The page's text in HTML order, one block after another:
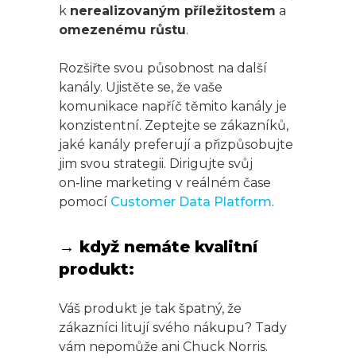
k nerealizovaným příležitostem a
omezenému růstu.
Rozšiřte svou působnost na další
kanály. Ujistěte se, že vaše
komunikace napříč těmito kanály je
konzistentní. Zeptejte se zákazníků,
jaké kanály preferují a přizpůsobujte
jim svou strategii. Dirigujte svůj
on‑line marketing v reálném čase
pomocí Customer Data Platform.
→ když nemáte kvalitní
produkt:
Váš produkt je tak špatný, že
zákazníci litují svého nákupu? Tady
vám nepomůže ani Chuck Norris.